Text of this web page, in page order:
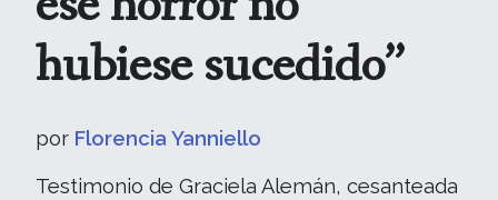
hubiese sucedido”
por Florencia Yanniello
Testimonio de Graciela Alemán, cesanteada